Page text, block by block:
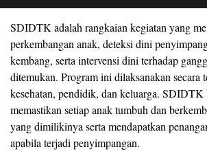
SDIDTK adalah rangkaian kegiatan yang
perkembangan anak, deteksi dini
kembang, serta intervensi dini terhadap
ditemukan. Program ini dilaksanakan secara
kesehatan, pendidik, dan keluarga.
memastikan setiap anak tumbuh dan
yang dimilikinya serta mendapatkan
apabila terjadi penyimpangan.